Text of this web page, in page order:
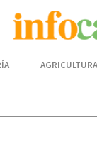
AGRICULTURA